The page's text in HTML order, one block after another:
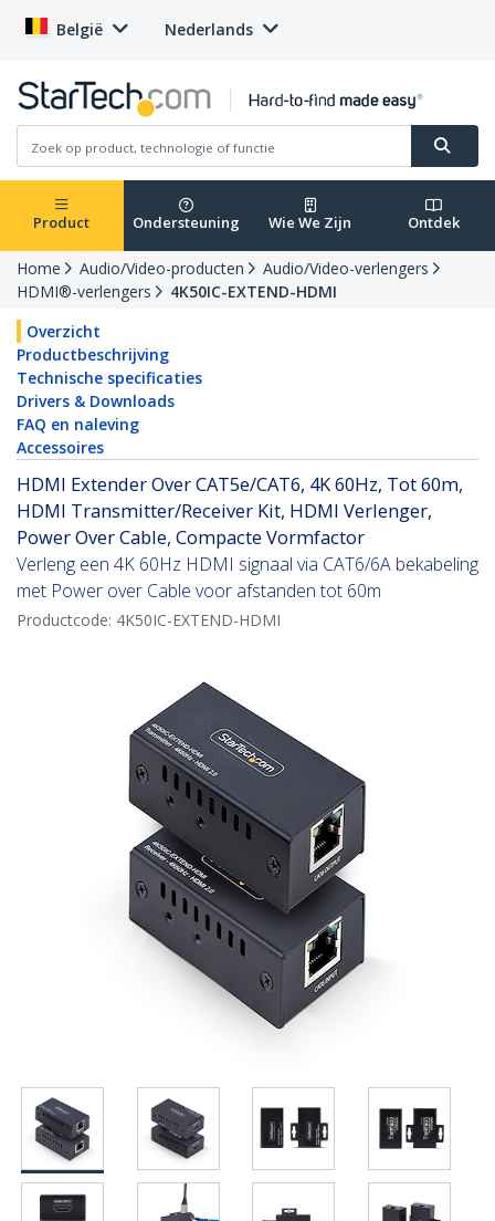
België Nederlands
Product Ondersteuning Wie We Zijn Ontdek
Home Audio/Video-producten
Audio/Video-verlengers
HDMI®-verlengers
4K50IC-EXTEND-HDMI
Overzicht
Productbeschrijving
Technische specificaties
Drivers & Downloads
FAQ en naleving
Accessoires
HDMI Extender Over CAT5e/CAT6, 4K 60Hz, Tot 60m,
HDMI Transmitter/Receiver Kit, HDMI Verlenger,
Power Over Cable, Compacte Vormfactor
Verleng een 4K 60Hz HDMI signaal via CAT6/6A bekabeling
met Power over Cable voor afstanden tot 60m
Productcode: 4K50IC-EXTEND-HDMI